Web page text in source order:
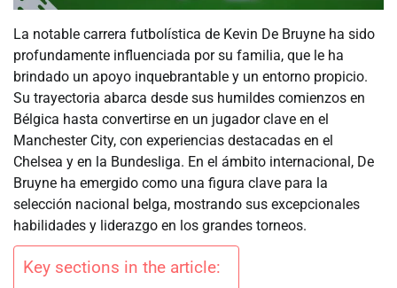
La notable carrera futbolística de Kevin De Bruyne ha sido
profundamente influenciada por su familia, que le ha
brindado un apoyo inquebrantable y un entorno propicio.
Su trayectoria abarca desde sus humildes comienzos en
Bélgica hasta convertirse en un jugador clave en el
Manchester City, con experiencias destacadas en el
Chelsea y en la Bundesliga. En el ámbito internacional, De
Bruyne ha emergido como una figura clave para la
selección nacional belga, mostrando sus excepcionales
habilidades y liderazgo en los grandes torneos.
Key sections in the article: